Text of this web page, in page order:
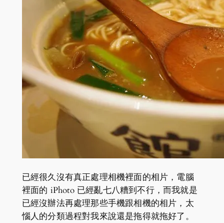
已經很久沒有真正處理相機裡面的相片，電腦
裡面的 iPhoto 已經亂七八糟到不行，而我就是
已經沒辦法再處理那些手機跟相機的相片，太
惱人的分類過程對我來說還是拖得就拖好了。